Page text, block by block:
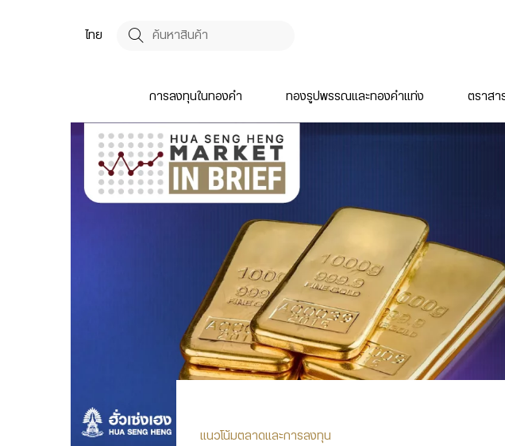
ไทย
การลงทุนในทองคำ ทองรูปพรรณและทองคำแท่ง ตราสา
แนวโน้มตลาดและการลงทุน